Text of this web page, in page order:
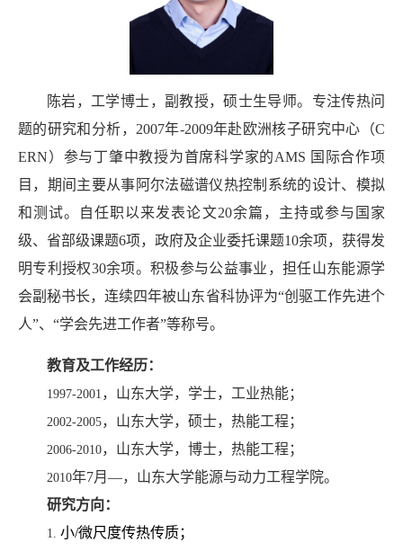
陈岩，工学博士，副教授，硕士生导师。专注传热问
题的研究和分析， 2007年-2009年赴欧洲核子研究中心（C
ERN）参与丁肇中教授为首席科学家的AMS 国际合作项
目，期间主要从事阿尔法磁谱仪热控制系统的设计、模拟
和测试。自任职以来发表论文20余篇，主持或参与国家
级、省部级课题6项，政府及企业委托课题10余项，获得发
明专利授权30余项。积极参与公益事业，担任山东能源学
会副秘书长，连续四年被山东省科协评为“创驱工作先进个
人”、 “学会先进工作者”等称号。
教育及工作经历：
1997-2001 ，山东大学，学士，工业热能；
2002-2005，山东大学，硕士，热能工程；
2006-2010，山东大学，博士，热能工程；
2010年7月 —，山东大学能源与动力工程学院。
研究方向：
1. 小/微尺度传热传质；